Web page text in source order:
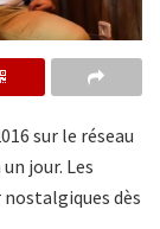
sur le réseau
jour. Les
nostalgiques dès